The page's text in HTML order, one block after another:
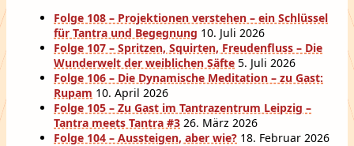
Folge 108 – Projektionen verstehen – ein Schlüssel
für Tantra und Begegnung 10. Juli 2026
Folge 107 – Spritzen, Squirten, Freudenfluss – Die
Wunderwelt der weiblichen Säfte 5. Juli 2026
Folge 106 – Die Dynamische Meditation – zu Gast:
Rupam 10. April 2026
Folge 105 – Zu Gast im Tantrazentrum Leipzig –
Tantra meets Tantra #3 26. März 2026
Folge 104 – Aussteigen, aber wie? 18. Februar 2026